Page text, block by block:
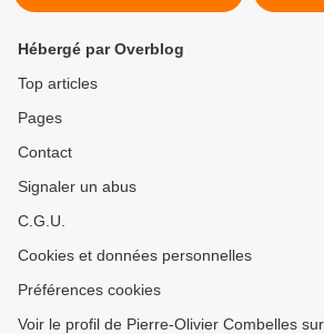
Hébergé par Overblog
Top articles
Pages
Contact
Signaler un abus
C.G.U.
Cookies et données personnelles
Préférences cookies
Voir le profil de Pierre-Olivier Combelles